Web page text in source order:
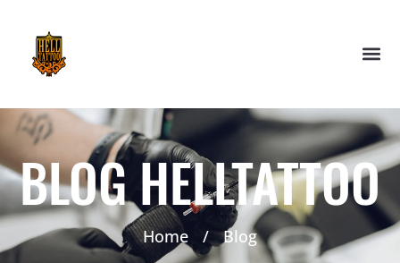
BLOG HELLTATTOO
Home / Blog